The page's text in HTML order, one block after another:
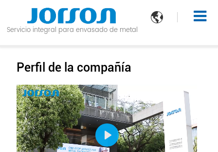

Servicio integral para envasado de metal
Perfil de la compañía
Play